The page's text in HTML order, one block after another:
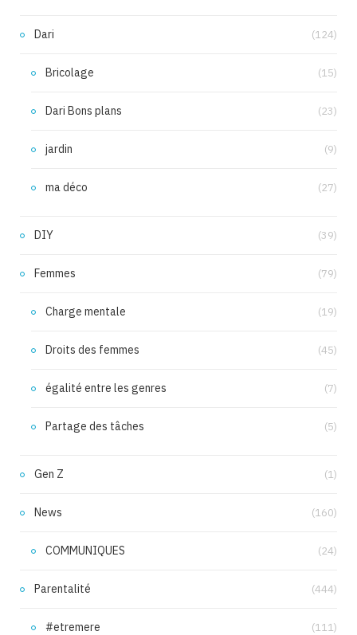
Dari (124)
Bricolage (15)
Dari Bons plans (23)
jardin (9)
ma déco (27)
DIY (39)
Femmes (79)
Charge mentale (19)
Droits des femmes (45)
égalité entre les genres (7)
Partage des tâches (5)
Gen Z (1)
News (160)
COMMUNIQUES (24)
Parentalité (444)
#etremere (111)